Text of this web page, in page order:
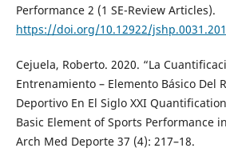
Performance 2 (1 SE-Review Articles).
https://doi.org/10.12922/
Cejuela, Roberto. 2020. “La
Entrenamiento – Elemento Básico Del
Deportivo En El Siglo XXI
Basic Element of Sports Performance
Arch Med Deporte 37 (4): 217–18.